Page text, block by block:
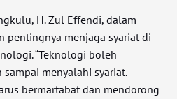
H. Zul Effendi, dalam
pentingnya menjaga syariat di
“Teknologi boleh
menyalahi syariat.
bermartabat dan mendorong